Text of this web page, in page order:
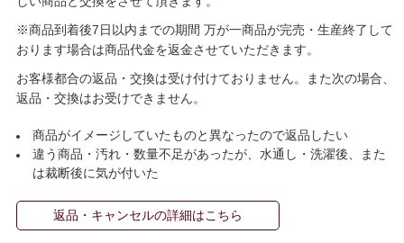
※商品到着後7日以内までの期間 万が一商品が完売・生産終了して
おります場合は商品代金を返金させていただきます。
お客様都合の返品・交換は受け付けておりません。また次の場合、
返品・交換はお受けできません。
商品がイメージしていたものと異なったので返品したい
違う商品・汚れ・数量不足があったが、水通し・洗濯後、また
は裁断後に気が付いた
返品・キャンセルの詳細はこちら